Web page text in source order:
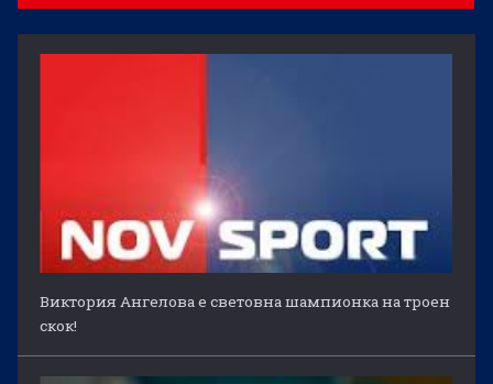
Виктория Ангелова е световна шампионка на троен
скок!